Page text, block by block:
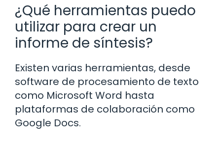
¿Qué herramientas puedo
utilizar para crear un
informe de síntesis?
Existen varias herramientas, desde
software de procesamiento de texto
como Microsoft Word hasta
plataformas de colaboración como
Google Docs.